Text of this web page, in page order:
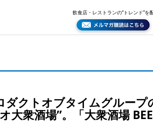
飲食店・レストランの“トレンド”を
ダクトオブタイムグルー
大衆酒場”。「大衆酒場